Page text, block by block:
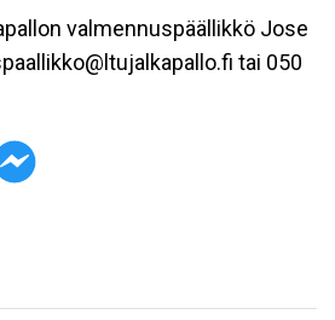
valmennuspäällikkö Jose
tai 050